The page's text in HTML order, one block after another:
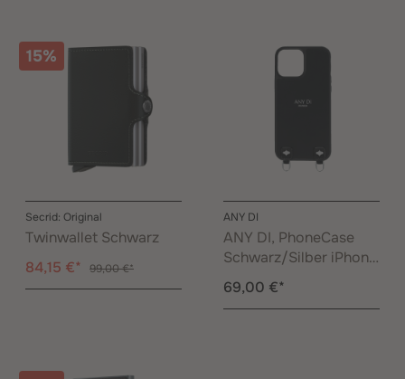
15%
Secrid: Original
Twinwallet Schwarz
84,15 €*
99,00 €*
ANY DI
ANY DI, PhoneCase
Schwarz/Silber iPhone
15 Pro Max
69,00 €*